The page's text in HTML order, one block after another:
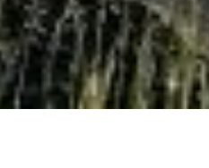
En cochant cette
informations saisies
permettre de me